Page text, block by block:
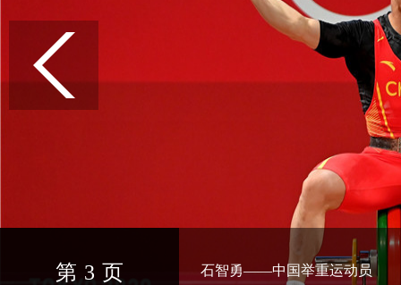
余依婷——中国游泳运动员
陈妤颉——中国田径运动员（
管晨辰——中国体操运动员
石智勇——中国举重运动员
汪顺——中国游泳运动员
第 4 页